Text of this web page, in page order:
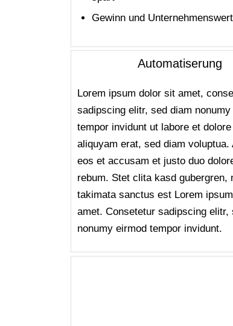
Gewinn und
Automatiserung
Lorem ipsum dolor sit amet,
sadipscing elitr, sed diam
tempor invidunt ut labore et
aliquyam erat, sed diam voluptua.
eos et accusam et justo duo
rebum. Stet clita kasd gubergren,
takimata sanctus est Lorem
amet. Consetetur sadipscing elitr,
nonumy eirmod tempor invidunt.